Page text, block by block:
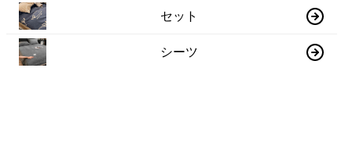
セット
シーツ